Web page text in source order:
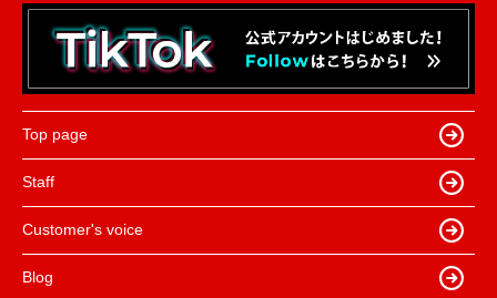
Top page
Staff
Customer's voice
Blog